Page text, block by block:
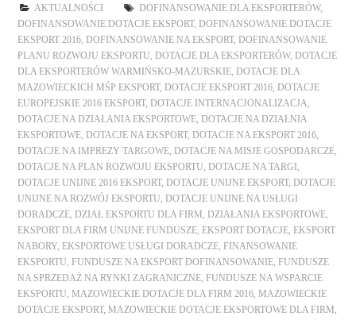
AKTUALNOŚCI DOFINANSOWANIE DLA EKSPORTERÓW,
DOFINANSOWANIE DOTACJE EKSPORT,
DOFINANSOWANIE DOTACJE
EKSPORT 2016
DOFINANSOWANIE NA EKSPORT,
DOFINANSOWANIE
PLANU ROZWOJU EKSPORTU
DOTACJE DLA EKSPORTERÓW,
DOTACJE
DLA EKSPORTERÓW WARMIŃSKO-MAZURSKIE
DOTACJE DLA
MAZOWIECKICH MŚP EKSPORT, DOTACJE EKSPORT 2016
DOTACJE
EUROPEJSKIE 2016 EKSPORT, DOTACJE INTERNACJONALIZACJA
DOTACJE NA DZIAŁANIA EKSPORTOWE
DOTACJE NA DZIAŁNIA
EKSPORTOWE
DOTACJE NA EKSPORT, DOTACJE NA EKSPORT 2016
DOTACJE NA IMPREZY TARGOWE
DOTACJE NA MISJE GOSPODARCZE
DOTACJE NA PLAN ROZWOJU EKSPORTU
DOTACJE NA TARGI
DOTACJE UNIJNE 2016 EKSPORT, DOTACJE UNIJNE EKSPORT,
DOTACJE
UNIJNE NA ROZWÓJ EKSPORTU
DOTACJE UNIJNE NA USŁUGI
DORADCZE
DZIAŁ EKSPORTU DLA FIRM DZIAŁANIA EKSPORTOWE
EKSPORT DLA FIRM UNIJNE FUNDUSZE
EKSPORT DOTACJE
EKSPORT
NABORY
EKSPORTOWE USŁUGI DORADCZE
FINANSOWANIE
EKSPORTU
FUNDUSZE NA EKSPORT DOFINANSOWANIE
FUNDUSZE
NA SPRZEDAŻ NA RYNKI ZAGRANICZNE
FUNDUSZE NA WSPARCIE
EKSPORTU
MAZOWIECKIE DOTACJE DLA FIRM 2016
MAZOWIECKIE
DOTACJE EKSPORT, MAZOWIECKIE DOTACJE EKSPORTOWE DLA FIRM